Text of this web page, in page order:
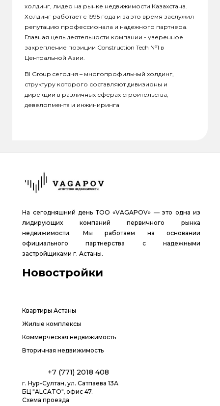
холдинг, лидер на рынке недвижимости Казахстана.
Холдинг работает с 1995 года и за это время заслужил
репутацию профессионала и надежного партнера.
Главная цель деятельности компании - уверенное
закрепление позиции Construction Tech №1 в
Центральной Азии.
BI Group сегодня – многопрофильный холдинг,
структуру которого составляют дивизионы и
дирекции в различных сферах строительства,
девелопмента и инжиниринга
На сегодняшний день ТОО «VAGAPOV» — это одна из
лидирующих компаний первичного рынка
недвижимости. Мы работаем на основании
официального партнерства с надежными
застройщиками г. Астаны.
Новостройки
Квартиры Астаны
Жилые комплексы
Коммерческая недвижимость
Вторичная недвижимость
+7 (771) 2018 408
г. Нур-Султан, ул. Сатпаева 13А
БЦ "ALCATO", офис 47.
Схема проезда